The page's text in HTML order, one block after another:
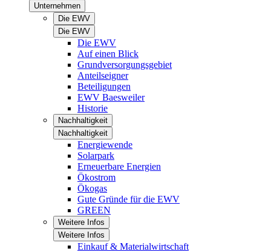
Unternehmen
Die EWV
Die EWV
Die EWV
Auf einen Blick
Grundversorgungsgebiet
Anteilseigner
Beteiligungen
EWV Baesweiler
Historie
Nachhaltigkeit
Nachhaltigkeit
Energiewende
Solarpark
Erneuerbare Energien
Ökostrom
Ökogas
Gute Gründe für die EWV
GREEN
Weitere Infos
Weitere Infos
Einkauf & Materialwirtschaft